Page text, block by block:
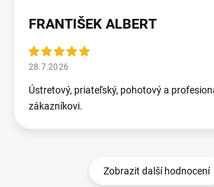
FRANTIŠEK ALBERT
28.7.2026
Ústretový, priateľský, pohotový a
zákazníkovi.
Zobrazit další hodnocení